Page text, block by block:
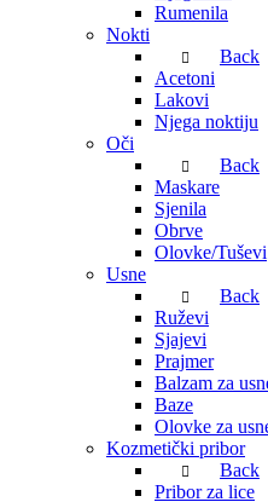
Rumenila
Nokti
Back
Acetoni
Lakovi
Njega noktiju
Oči
Back
Maskare
Sjenila
Obrve
Olovke/Tuševi
Usne
Back
Ruževi
Sjajevi
Prajmer
Balzam za
Baze
Olovke za
Kozmetički pribor
Back
Pribor za lice